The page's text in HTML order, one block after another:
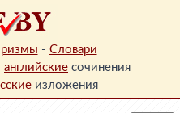
- Словари
английские сочинения
изложения